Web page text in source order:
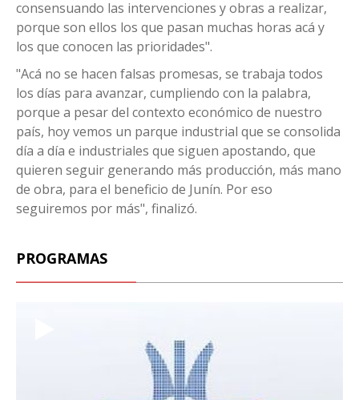
consensuando las intervenciones y obras a realizar,
porque son ellos los que pasan muchas horas acá y
los que conocen las prioridades".
"Acá no se hacen falsas promesas, se trabaja todos
los días para avanzar, cumpliendo con la palabra,
porque a pesar del contexto económico de nuestro
país, hoy vemos un parque industrial que se consolida
día a día e industriales que siguen apostando, que
quieren seguir generando más producción, más mano
de obra, para el beneficio de Junín. Por eso
seguiremos por más", finalizó.
PROGRAMAS